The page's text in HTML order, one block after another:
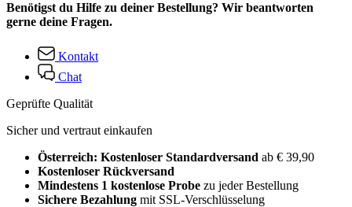
Benötigst du Hilfe zu deiner Bestellung? Wir beantworten
gerne deine Fragen.
Kontakt
Chat
Geprüfte Qualität
Sicher und vertraut einkaufen
Österreich: Kostenloser Standardversand ab € 39,90
Kostenloser Rückversand
Mindestens 1 kostenlose Probe zu jeder Bestellung
Sichere Bezahlung mit SSL-Verschlüsselung